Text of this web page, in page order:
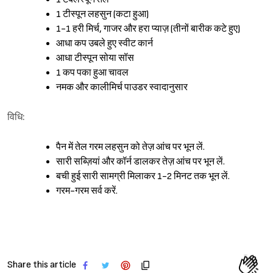
Sign in
1 टीस्पून लहसुन (कटा हुआ)
1-1 हरी मिर्च, गाजर और हरा प्याज़ (तीनों बारीक कटे हुए)
आधा कप उबले हुए स्वीट कार्न
आधा टीस्पून सोया सॉस
1 कप पका हुआ चावल
नमक और कालीमिर्च पाउडर स्वादानुसार
विधि:
पैन में तेल गरम लहसुन को तेज़ आंच पर भून लें.
सारी सब्ज़ियां और कॉर्न डालकर तेज़ आंच पर भून लें.
बची हुई सारी सामग्री मिलाकर 1-2 मिनट तक भून लें.
गरम-गरम सर्व करें.
Share this article